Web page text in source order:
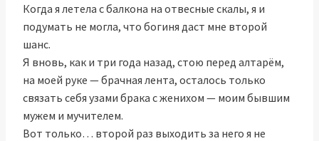
Когда я летела с балкона на отвесные скалы, я и
подумать не могла, что богиня даст мне второй
шанс.
Я вновь, как и три года назад, стою перед алтарём,
на моей руке — брачная лента, осталось только
связать себя узами брака с женихом — моим бывшим
мужем и мучителем.
Вот только… второй раз выходить за него я не